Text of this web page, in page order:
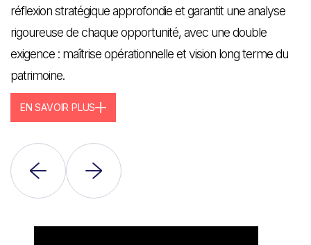
réflexion stratégique approfondie et garantit une analyse
rigoureuse de chaque opportunité, avec une double
exigence : maîtrise opérationnelle et vision long terme du
patrimoine.
EN SAVOIR PLUS